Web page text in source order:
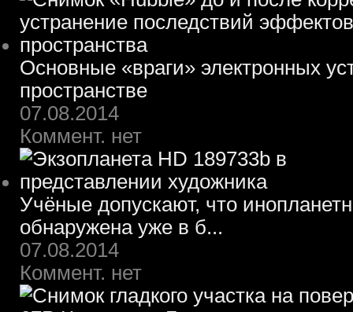
Основные «враги» электронных
пространстве
07.08.2014
Коммент. нет
Учёные допускают, что
обнаружена уже в б...
07.08.2014
Коммент. нет